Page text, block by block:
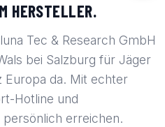
HERSTELLER.
Tec & Research GmbH
bei Salzburg für Jäger
Europa da. Mit echter
Hotline und
erreichen.